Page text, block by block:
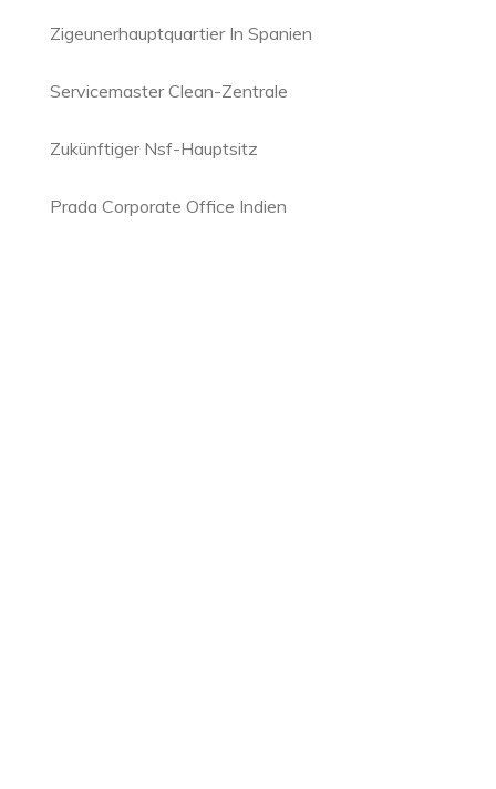
Zigeunerhauptquartier In Spanien
Servicemaster Clean-Zentrale
Zukünftiger Nsf-Hauptsitz
Prada Corporate Office Indien